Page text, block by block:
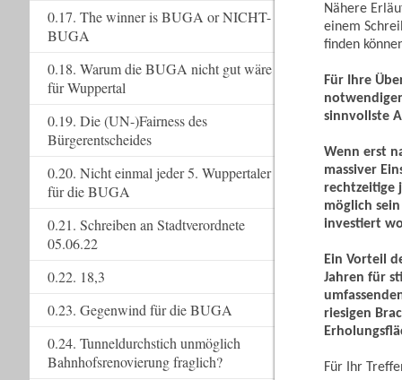
Nähere
einem
finden
Für Ihre
sinnvollste
Wenn erst
massiver
rechtzeitige
möglich
investiert
Ein Vorteil
Jahren für
riesigen
Für Ihr
0.17. The winner is BUGA or NICHT-
BUGA
0.18. Warum die BUGA nicht gut wäre
für Wuppertal
0.19. Die (UN-)Fairness des
Bürgerentscheides
0.20. Nicht einmal jeder 5. Wuppertaler
für die BUGA
0.21. Schreiben an Stadtverordnete
05.06.22
0.22. 18,3
0.23. Gegenwind für die BUGA
0.24. Tunneldurchstich unmöglich
Bahnhofsrenovierung fraglich?